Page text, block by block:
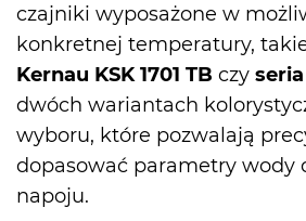
czajniki wyposażone w
konkretnej temperatury,
Kernau KSK 1701 TB czy seria
dwóch wariantach
wyboru, które pozwalają
dopasować parametry wody
napoju.